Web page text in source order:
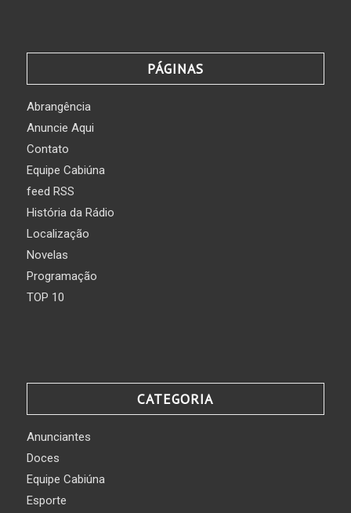
PÁGINAS
Abrangência
Anuncie Aqui
Contato
Equipe Cabiúna
feed RSS
História da Rádio
Localização
Novelas
Programação
TOP 10
CATEGORIA
Anunciantes
Doces
Equipe Cabiúna
Esporte